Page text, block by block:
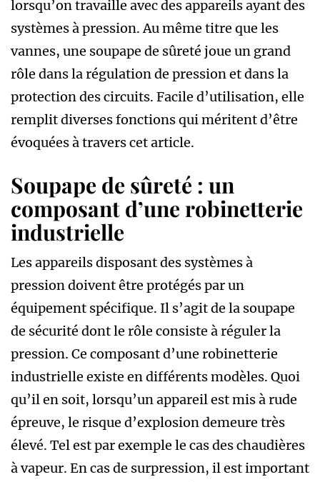
lorsqu’on travaille avec des appareils ayant des
systèmes à pression. Au même titre que les
vannes, une soupape de sûreté joue un grand
rôle dans la régulation de pression et dans la
protection des circuits. Facile d’utilisation, elle
remplit diverses fonctions qui méritent d’être
évoquées à travers cet article.
Soupape de sûreté : un
composant d’une robinetterie
industrielle
Les appareils disposant des systèmes à
pression doivent être protégés par un
équipement spécifique. Il s’agit de la soupape
de sécurité dont le rôle consiste à réguler la
pression. Ce composant d’une robinetterie
industrielle existe en différents modèles. Quoi
qu’il en soit, lorsqu’un appareil est mis à rude
épreuve, le risque d’explosion demeure très
élevé. Tel est par exemple le cas des chaudières
à vapeur. En cas de surpression, il est important